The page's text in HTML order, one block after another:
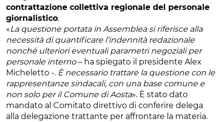
contrattazione collettiva regionale del personale
giornalistico.
«La questione portata in Assemblea si riferisce alla
necessità di quantificare l’indennità redazionale
nonché ulteriori eventuali parametri negoziali per
personale interno– ha spiegato il presidente Alex
Micheletto -. È necessario trattare la questione con le
rappresentanze sindacali, con una base comune e
non solo per il Comune di Aosta». È stato dato
mandato al Comitato direttivo di conferire delega
alla delegazione trattante per affrontare la materia.